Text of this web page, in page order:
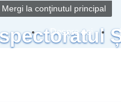
Mergi la conţinutul principal
Despre noi